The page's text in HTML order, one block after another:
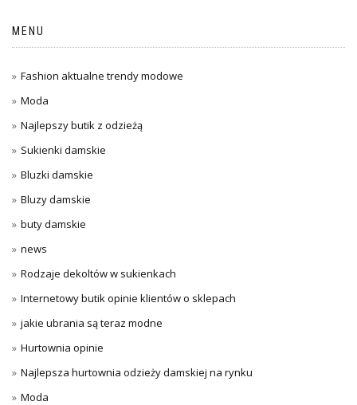
MENU
Fashion aktualne trendy modowe
Moda
Najlepszy butik z odzieżą
Sukienki damskie
Bluzki damskie
Bluzy damskie
buty damskie
news
Rodzaje dekoltów w sukienkach
Internetowy butik opinie klientów o sklepach
jakie ubrania są teraz modne
Hurtownia opinie
Najlepsza hurtownia odzieży damskiej na rynku
Moda